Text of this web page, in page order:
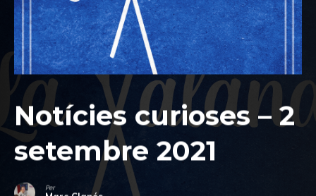
Notícies curioses – 2
setembre 2021
Per